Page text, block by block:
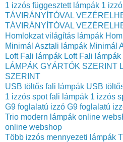
1 izzós függesztett lámpák 1
TÁVIRÁNYÍTÓVAL
TÁVIRÁNYÍTÓVAL
Homlokzat világítás lámpák
Minimál Asztali lámpák Minimál
Loft Fali lámpák Loft Fali lámpák
LÁMPÁK GYÁRTÓK SZERINT
SZERINT
USB töltős fali lámpák USB
1 izzós spot fali lámpák 1 izzós
G9 foglalatú izzó G9 foglalatú
Trio modern lámpák online
online webshop
Több izzós mennyezeti lámpák